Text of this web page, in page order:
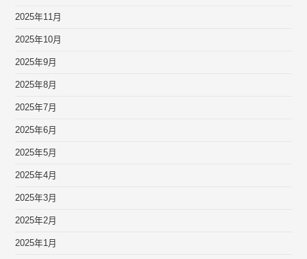
2025年11月
2025年10月
2025年9月
2025年8月
2025年7月
2025年6月
2025年5月
2025年4月
2025年3月
2025年2月
2025年1月